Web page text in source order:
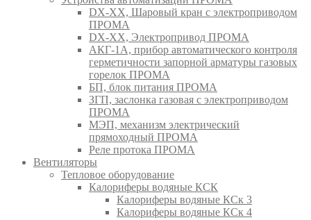
DX-XX, Шаровый кран c электроприводом
ПРОМА
DX-XX, Электропривод ПРОМА
АКГ-1А, прибор автоматического контроля
герметичности запорной арматуры газовых
горелок ПРОМА
БП, блок питания ПРОМА
ЗГП, заслонка газовая с электроприводом
ПРОМА
МЭП, механизм электрический
прямоходный ПРОМА
Реле протока ПРОМА
Вентиляторы
Тепловое оборудование
Калориферы водяные КСК
Калориферы водяные КСк 3
Калориферы водяные КСк 4